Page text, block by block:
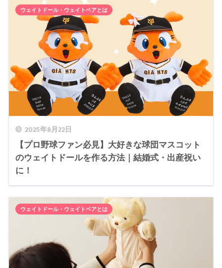
2025年8月22日
【プロ野球ファン必見】大好きな球団マスコット
のウェイトドールを作る方法｜結婚式・出産祝い
に！
ウェイトドール・ウェイトベアとは
ウェイトドール・ウェイトベアとは